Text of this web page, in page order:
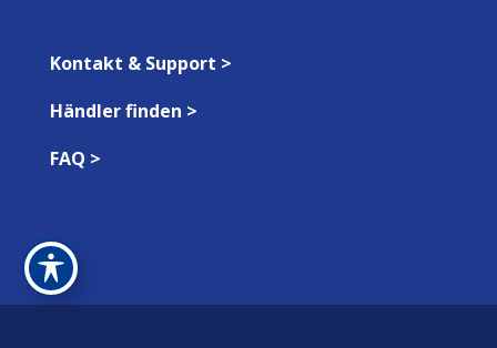
Kontakt & Support >
Händler finden >
FAQ >